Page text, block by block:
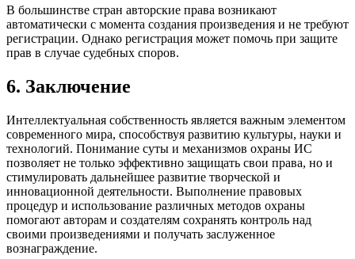
В большинстве стран авторские права возникают
автоматически с момента создания произведения и не требуют
регистрации. Однако регистрация может помочь при защите
прав в случае судебных споров.
6. Заключение
Интеллектуальная собственность является важным элементом
современного мира, способствуя развитию культуры, науки и
технологий. Понимание суты и механизмов охраны ИС
позволяет не только эффективно защищать свои права, но и
стимулировать дальнейшее развитие творческой и
инновационной деятельности. Выполнение правовых
процедур и использование различных методов охраны
помогают авторам и создателям сохранять контроль над
своими произведениями и получать заслуженное
вознаграждение.